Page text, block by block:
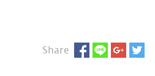
Share